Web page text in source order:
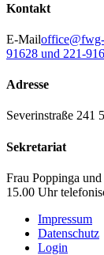
Kontakt
E-Mail
91628 und 221-
Adresse
Severinstraße 241
Sekretariat
Frau Poppinga
15.00 Uhr
Impressum
Datenschutz
Login